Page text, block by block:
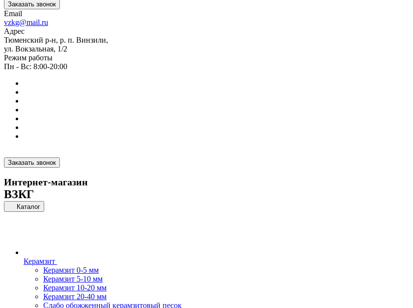
Заказать звонок
Email
vzkg@mail.ru
Адрес
Тюменский р-н, р. п. Винзили,
ул. Вокзальная, 1/2
Режим работы
Пн - Вс: 8:00-20:00
Заказать звонок
Интернет-магазин
ВЗКГ
Каталог
Керамзит
Керамзит 0-5 мм
Керамзит 5-10 мм
Керамзит 10-20 мм
Керамзит 20-40 мм
Слабо обожженный керамзитовый песок